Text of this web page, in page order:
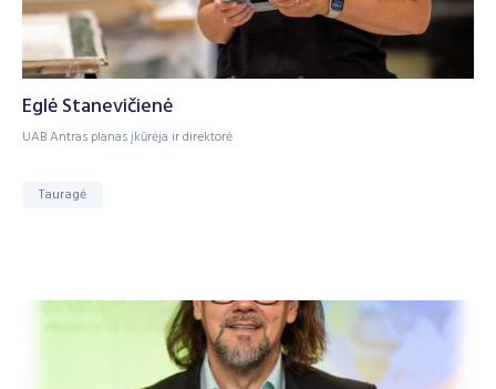
Eglė Stanevičienė
UAB Antras planas įkūrėja ir direktorė
Tauragė